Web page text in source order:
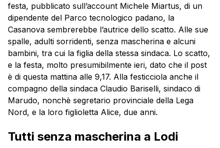
festa, pubblicato sull’account Michele Miartus, di un
dipendente del Parco tecnologico padano, la
Casanova sembrerebbe l’autrice dello scatto. Alle sue
spalle, adulti sorridenti, senza mascherina e alcuni
bambini, tra cui la figlia della stessa sindaca. Lo scatto,
e la festa, molto presumibilmente ieri, dato che il post
è di questa mattina alle 9,17. Alla festicciola anche il
compagno della sindaca Claudio Bariselli, sindaco di
Marudo, nonchè segretario provinciale della Lega
Nord, e la loro figlioletta Alice, due anni.
Tutti senza mascherina a Lodi